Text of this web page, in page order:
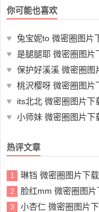
你可能也喜欢
♥ 兔宝妮to 微密圈图片
♥ 是腿腿耶 微密圈图片下载分
♥ 保护好溪溪 微密圈图
♥ 桃沢樱呀 微密圈图片
♥
its北北 微密圈图片下
♥ 小师妹 微密圈图片下
热评文章
1 琳铛 微密圈图片下载分
2 脸红mm 微密圈图片
3 小杏仁 微密圈图片